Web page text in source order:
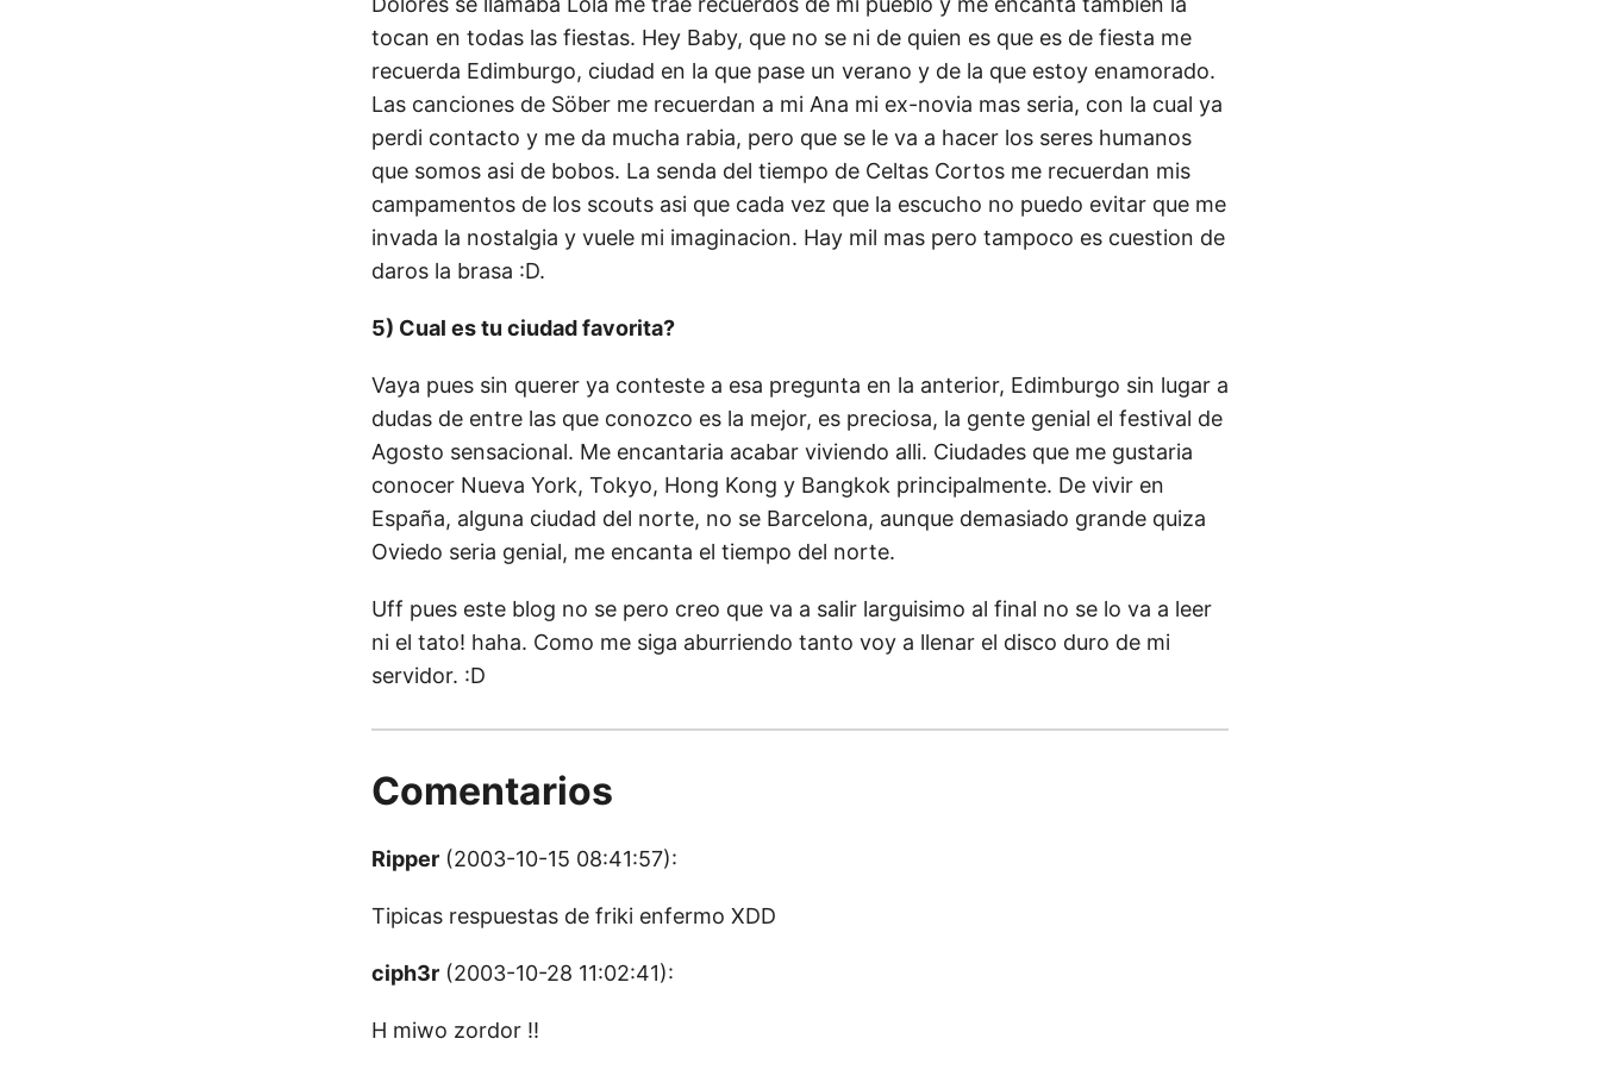
tocan en todas las fiestas. Hey Baby, que no se ni de quien es que es de fiesta me
recuerda Edimburgo, ciudad en la que pase un verano y de la que estoy enamorado.
Las canciones de Söber me recuerdan a mi Ana mi ex-novia mas seria, con la cual ya
perdi contacto y me da mucha rabia, pero que se le va a hacer los seres humanos
que somos asi de bobos. La senda del tiempo de Celtas Cortos me recuerdan mis
campamentos de los scouts asi que cada vez que la escucho no puedo evitar que me
invada la nostalgia y vuele mi imaginacion. Hay mil mas pero tampoco es cuestion de
daros la brasa :D.
5) Cual es tu ciudad favorita?
Vaya pues sin querer ya conteste a esa pregunta en la anterior, Edimburgo sin lugar a
dudas de entre las que conozco es la mejor, es preciosa, la gente genial el festival de
Agosto sensacional. Me encantaria acabar viviendo alli. Ciudades que me gustaria
conocer Nueva York, Tokyo, Hong Kong y Bangkok principalmente. De vivir en
España, alguna ciudad del norte, no se Barcelona, aunque demasiado grande quiza
Oviedo seria genial, me encanta el tiempo del norte.
Uff pues este blog no se pero creo que va a salir larguisimo al final no se lo va a leer
ni el tato! haha. Como me siga aburriendo tanto voy a llenar el disco duro de mi
servidor. :D
Comentarios
Ripper (2003-10-15 08:41:57):
Tipicas respuestas de friki enfermo XDD
ciph3r (2003-10-28 11:02:41):
H miwo zordor !!